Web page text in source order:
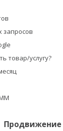
запросов
товар/услугу?
Продвижение